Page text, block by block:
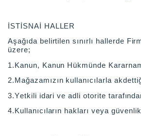
İSTİSNAİ HALLER
Aşağıda belirtilen sınırlı hallerde
üzere;
1.Kanun, Kanun Hükmünde
2.Mağazamızın kullanıcılarla
3.Yetkili idari ve adli otorite
4.Kullanıcıların hakları veya